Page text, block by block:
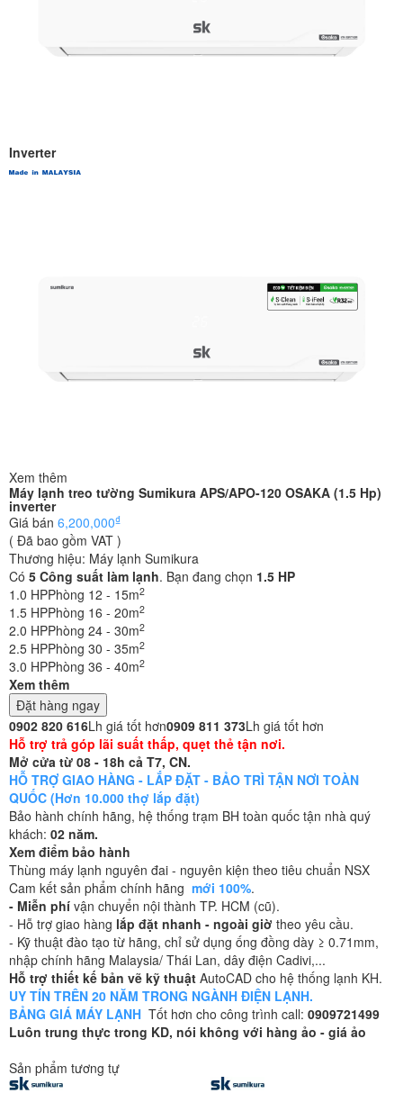
Inverter
Xem thêm
Máy lạnh treo tường Sumikura APS/APO-120 OSAKA (1.5 Hp)
inverter
Giá bán 6,200,000₫
( Đã bao gồm VAT )
Thương hiệu: Máy lạnh Sumikura
Có 5 Công suất làm lạnh. Bạn đang chọn 1.5 HP
1.0 HPPhòng 12 - 15m2
1.5 HPPhòng 16 - 20m2
2.0 HPPhòng 24 - 30m2
2.5 HPPhòng 30 - 35m2
3.0 HPPhòng 36 - 40m2
Xem thêm
Đặt hàng ngay
0902 820 616Lh giá tốt hơn0909 811 373Lh giá tốt hơn
Hỗ trợ trả góp lãi suất thấp, quẹt thẻ tận nơi.
Mở cửa từ 08 - 18h cả T7, CN.
HỖ TRỢ GIAO HÀNG - LẮP ĐẶT - BẢO TRÌ TẬN NƠI TOÀN
QUỐC (Hơn 10.000 thợ lắp đặt)
Bảo hành chính hãng, hệ thống trạm BH toàn quốc tận nhà quý
khách: 02 năm.
Xem điểm bảo hành
Thùng máy lạnh nguyên đai - nguyên kiện theo tiêu chuẩn NSX
Cam kết sản phẩm chính hãng mới 100%.
- Miễn phí vận chuyển nội thành TP. HCM (cũ).
- Hỗ trợ giao hàng lắp đặt nhanh - ngoài giờ theo yêu cầu.
- Kỹ thuật đào tạo từ hãng, chỉ sử dụng ống đồng dày ≥ 0.71mm,
nhập chính hãng Malaysia/ Thái Lan, dây điện Cadivi,...
Hỗ trợ thiết kế bản vẽ kỹ thuật AutoCAD cho hệ thống lạnh KH.
UY TÍN TRÊN 20 NĂM TRONG NGÀNH ĐIỆN LẠNH.
BẢNG GIÁ MÁY LẠNH Tốt hơn cho công trình call: 0909721499
Luôn trung thực trong KD, nói không với hàng ảo - giá ảo
Sản phẩm tương tự